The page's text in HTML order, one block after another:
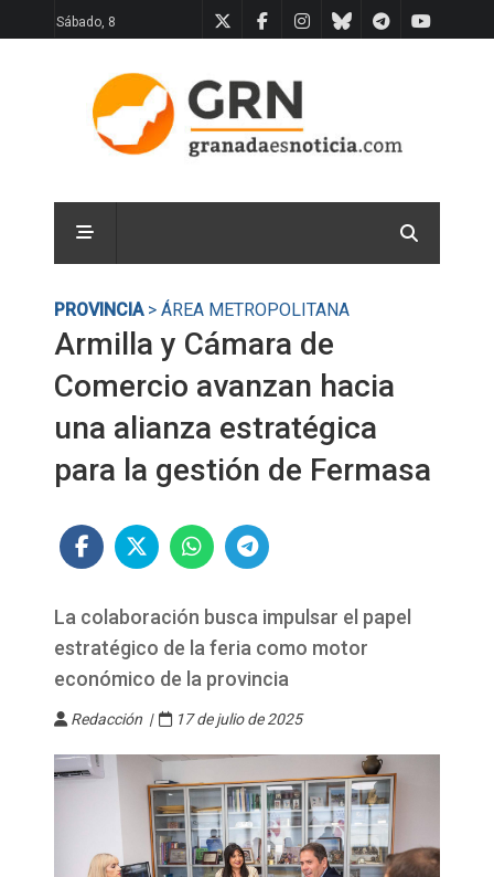
Sábado, 8
PROVINCIA> ÁREA METROPOLITANA
Armilla y Cámara de
Comercio avanzan hacia
una alianza estratégica
para la gestión de Fermasa
La colaboración busca impulsar el papel
estratégico de la feria como motor
económico de la provincia
Redacción | 17 de julio de 2025